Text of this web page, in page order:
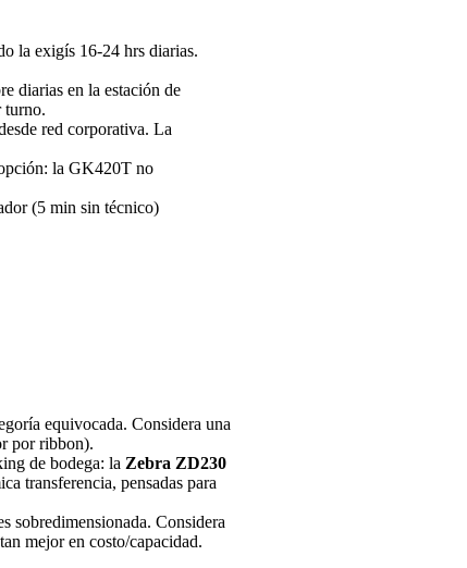
la exigís 16-24 hrs diarias.
diarias en la estación de
turno.
red corporativa. La
la GK420T no
(5 min sin técnico)
equivocada. Considera una
por ribbon).
de bodega: la Zebra ZD230
transferencia, pensadas para
sobredimensionada. Considera
mejor en costo/capacidad.